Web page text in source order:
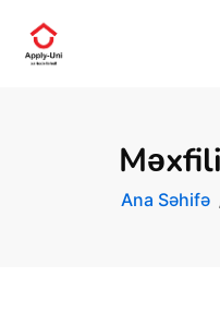
Ana Səhifə